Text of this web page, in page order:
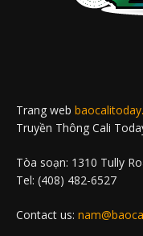
Trang web
Truyền Thông Cali
Tòa soạn: 1310 Tully
Tel: (408) 482-6527
Contact us: